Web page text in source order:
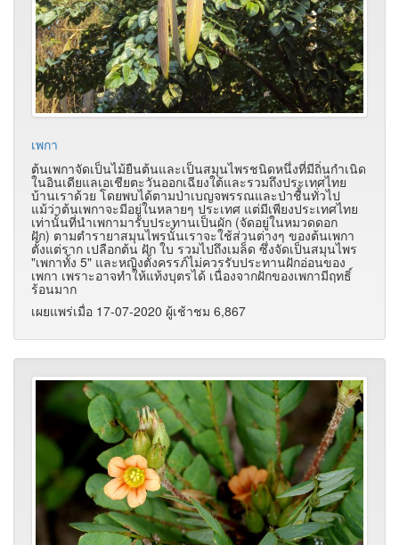
เพกา
ต้นเพกาจัดเป็นไม้ยืนต้นและเป็นสมุนไพรชนิดหนึ่งที่มีถิ่นกำเนิด
ในอินเดียแลเอเชียตะวันออกเฉียงใต้และรวมถึงประเทศไทย
บ้านเราด้วย โดยพบได้ตามป่าเบญจพรรณและป่าชื้นทั่วไป
แม้ว่าต้นเพกาจะมีอยู่ในหลายๆ ประเทศ แต่มีเพียงประเทศไทย
เท่านั้นที่นำเพกามารับประทานเป็นผัก (จัดอยู่ในหมวดดอก
ฝัก) ตามตำรายาสมุนไพรนั้นเราจะใช้ส่วนต่างๆ ของต้นเพกา
ตั้งแต่ราก เปลือกต้น ฝัก ใบ รวมไปถึงเมล็ด ซึ่งจัดเป็นสมุนไพร
"เพกาทั้ง 5" และหญิงตั้งครรภ์ไม่ควรรับประทานฝักอ่อนของ
เพกา เพราะอาจทำให้แท้งบุตรได้ เนื่องจากฝักของเพกามีฤทธิ์
ร้อนมาก
เผยแพร่เมื่อ 17-07-2020 ผู้เช้าชม 6,867